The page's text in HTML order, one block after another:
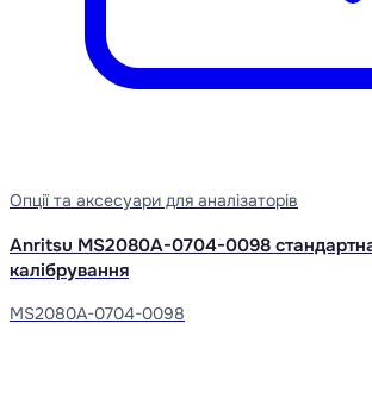
Опції та аксесуари для аналізаторів
Anritsu MS2080A-0704-0098
калібрування
MS2080A-0704-0098